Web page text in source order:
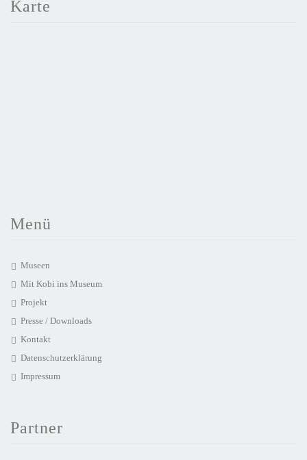
Karte
Menü
Museen
Mit Kobi ins Museum
Projekt
Presse / Downloads
Kontakt
Datenschutzerklärung
Impressum
Partner